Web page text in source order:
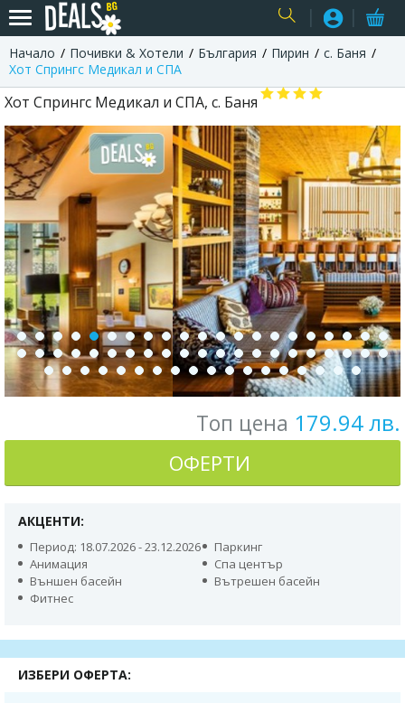
USER
Начало Почивки & Хотели България Пирин
с. Баня
Хот Спрингс Медикал и СПА
Хот Спрингс Медикал и СПА, с. Баня
Топ цена 179.94 лв.
ОФЕРТИ
АКЦЕНТИ:
Период: 18.07.2026 - 23.12.2026
Паркинг
Aнимация
Спа център
Външен басейн
Вътрешен басейн
Фитнес
ИЗБЕРИ ОФЕРТА: